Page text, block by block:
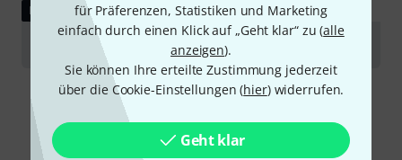
für Präferenzen, Statistiken und Marketing
einfach durch einen Klick auf „Geht klar“ zu (alle
anzeigen).
Sie können Ihre erteilte Zustimmung jederzeit
über die Cookie-Einstellungen (hier) widerrufen.
Geht klar
RATGEBER